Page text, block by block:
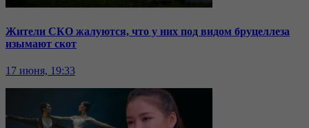
Жители СКО жалуются, что у них под видом бруцеллеза
изымают скот
17 июня, 19:33